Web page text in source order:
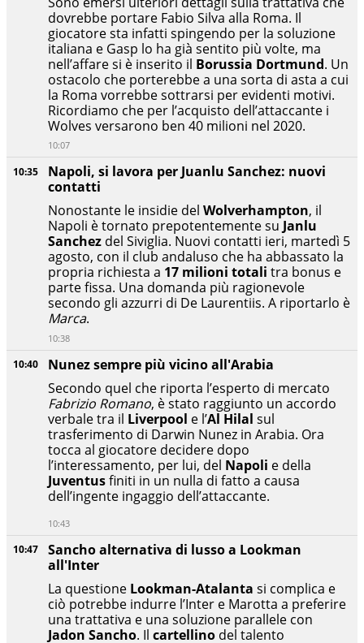
10:47
Sancho alternativa di lusso a Lookman
all'Inter
La questione Lookman-Atalanta si complica e
ciò potrebbe indurre l’Inter e Marotta a preferire
una trattativa e una soluzione parallele con
Jadon Sancho. Il cartellino del talento
10:40
Nunez sempre più vicino all'Arabia
Secondo quel che riporta l’esperto di mercato
Fabrizio Romano, è stato raggiunto un accordo
verbale tra il Liverpool e l’Al Hilal sul
trasferimento di Darwin Nunez in Arabia. Ora
tocca al giocatore decidere dopo
l’interessamento, per lui, del Napoli e della
Juventusfiniti in un nulla di fatto a causa
dell’ingente ingaggio dell’attaccante.
10:43
10:35
Napoli, si lavora per Juanlu Sanchez: nuovi
contatti
Nonostante le insidie del Wolverhampton, il
Napoli è tornato prepotentemente su Janlu
Sanchez del Siviglia. Nuovi contatti ieri, martedì 5
agosto, con il club andaluso che ha abbassato la
propria richiesta a 17 milioni totali tra bonus e
parte fissa. Una domanda più ragionevole
secondo gli azzurri di De Laurentiis. A riportarlo è
Marca.
10:38
dovrebbe portare Fabio Silva alla Roma. Il
giocatore sta infatti spingendo per la soluzione
italiana e Gasp lo ha già sentito più volte, ma
nell’affare si è inserito il Borussia Dortmund. Un
ostacolo che porterebbe a una sorta di asta a cui
la Roma vorrebbe sottrarsi per evidenti motivi.
Ricordiamo che per l’acquisto dell’attaccante i
Wolves versarono ben 40 milioni nel 2020.
10:07